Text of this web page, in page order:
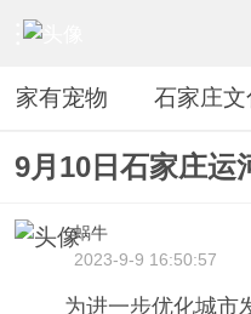
家有宠物 石家庄文
9月10日石家庄运
蜗牛
2023-9-9 16:50:57
为进一步优化城市